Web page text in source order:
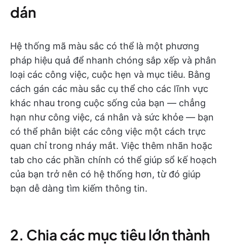
dán
Hệ thống mã màu sắc có thể là một phương
pháp hiệu quả để nhanh chóng sắp xếp và phân
loại các công việc, cuộc hẹn và mục tiêu. Bằng
cách gán các màu sắc cụ thể cho các lĩnh vực
khác nhau trong cuộc sống của bạn — chẳng
hạn như công việc, cá nhân và sức khỏe — bạn
có thể phân biệt các công việc một cách trực
quan chỉ trong nháy mắt. Việc thêm nhãn hoặc
tab cho các phần chính có thể giúp sổ kế hoạch
của bạn trở nên có hệ thống hơn, từ đó giúp
bạn dễ dàng tìm kiếm thông tin.
2. Chia các mục tiêu lớn thành